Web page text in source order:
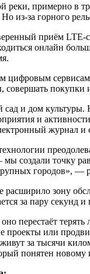
реки, примерно в
из‑за горного
приём
онлайн
совершать
и дом
и
журнал и
создали точку
городов», —
расширило зону
за пару секунд
оно перестаёт
проекты или
за тысячи
понятен